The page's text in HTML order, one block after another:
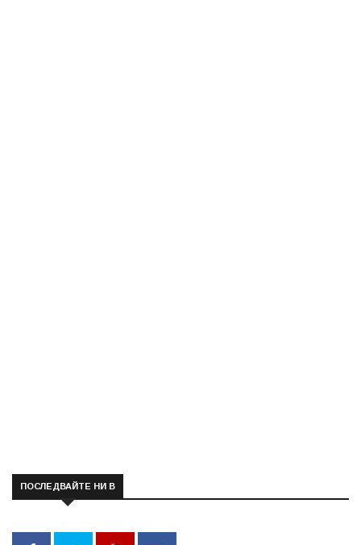
ПОСЛЕДВАЙТЕ НИ В